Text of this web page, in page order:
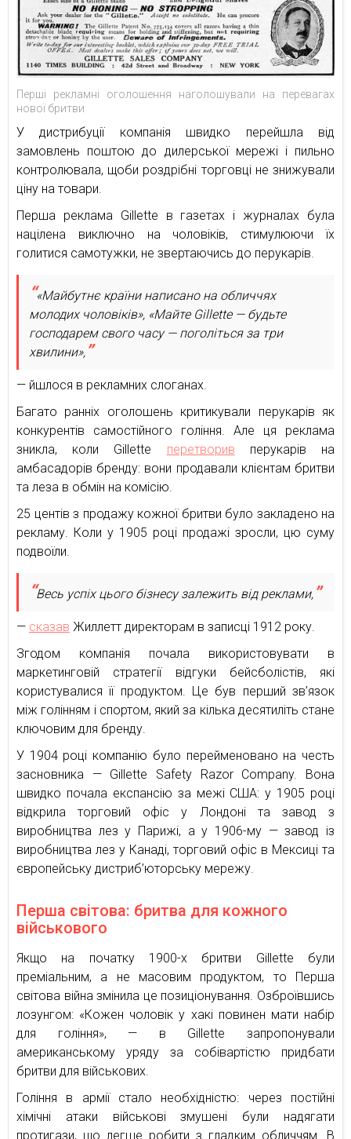
Перші рекламні оголошення наголошували на перевагах
нової бритви
У дистрибуції компанія швидко перейшла від
замовлень поштою до дилерської мережі і пильно
контролювала, щоби роздрібні торговці не знижували
ціну на товари.
Перша реклама Gillette в газетах і журналах була
націлена виключно на чоловіків, стимулюючи їх
голитися самотужки, не звертаючись до перукарів.
«Майбутнє країни написано на обличчях
молодих чоловіків», «Майте Gillette — будьте
господарем свого часу — поголіться за три
хвилини»,
— йшлося в рекламних слоганах.
Багато ранніх оголошень критикували перукарів як
конкурентів самостійного гоління. Але ця реклама
зникла, коли Gillette перетворив перукарів на
амбасадорів бренду: вони продавали клієнтам бритви
та леза в обмін на комісію.
25 центів з продажу кожної бритви було закладено на
рекламу. Коли у 1905 році продажі зросли, цю суму
подвоїли.
Весь успіх цього бізнесу залежить від реклами,
— сказав Жиллетт директорам в записці 1912 року.
Згодом компанія почала використовувати в
маркетинговій стратегії відгуки бейсболістів, які
користувалися її продуктом. Це був перший зв’язок
між голінням і спортом, який за кілька десятиліть стане
ключовим для бренду.
У 1904 році компанію було перейменовано на честь
засновника — Gillette Safety Razor Company. Вона
швидко почала експансію за межі США: у 1905 році
відкрила торговий офіс у Лондоні та завод з
виробництва лез у Парижі, а у 1906-му — завод із
виробництва лез у Канаді, торговий офіс в Мексиці та
європейську дистриб’юторську мережу.
Перша світова: бритва для кожного
військового
Якщо на початку 1900-х бритви Gillette були
преміальним, а не масовим продуктом, то Перша
світова війна змінила це позиціонування. Озброївшись
лозунгом: «Кожен чоловік у хакі повинен мати набір
для гоління», — в Gillette запропонували
американському уряду за собівартістю придбати
бритви для військових.
Гоління в армії стало необхідністю: через постійні
хімічні атаки військові змушені були надягати
протигази, що легше робити з гладким обличчям. В